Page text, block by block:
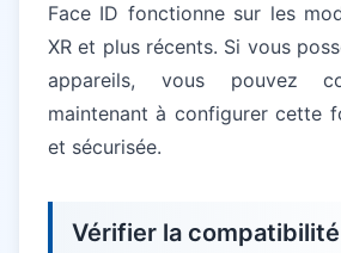
Face ID fonctionne sur les
XR et plus récents. Si vous
appareils, vous pouvez
maintenant à configurer cette
et sécurisée.
Vérifier la